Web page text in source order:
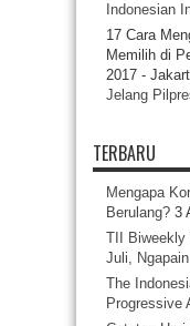
Indonesian
17 Cara
Memilih di
2017 -
Jelang
TERBARU
Mengapa
Berulang? 3
TII Biweekly
Juli,
The
Progressive